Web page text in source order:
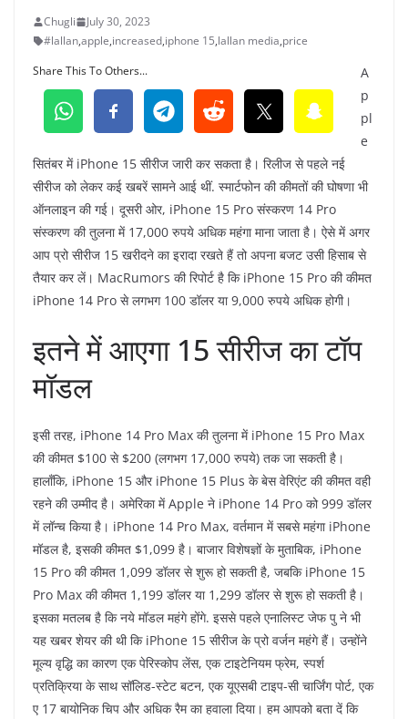
Chugli
July 30, 2023
#lallan,apple,increased,iphone 15,lallan media,price
Share This To Others...
A
p
pl
e
सितंबर में iPhone 15 सीरीज जारी कर सकता है। रिलीज से पहले नई
सीरीज को लेकर कई खबरें सामने आई थीं. स्मार्टफोन की कीमतों की घोषणा भी
ऑनलाइन की गई। दूसरी ओर, iPhone 15 Pro संस्करण 14 Pro
संस्करण की तुलना में 17,000 रुपये अधिक महंगा माना जाता है। ऐसे में अगर
आप प्रो सीरीज 15 खरीदने का इरादा रखते हैं तो अपना बजट उसी हिसाब से
तैयार कर लें। MacRumors की रिपोर्ट है कि iPhone 15 Pro की कीमत
iPhone 14 Pro से लगभग 100 डॉलर या 9,000 रुपये अधिक होगी।
इतने में आएगा 15 सीरीज का टॉप
मॉडल
इसी तरह, iPhone 14 Pro Max की तुलना में iPhone 15 Pro Max
की कीमत $100 से $200 (लगभग 17,000 रुपये) तक जा सकती है।
हालाँकि, iPhone 15 और iPhone 15 Plus के बेस वेरिएंट की कीमत वही
रहने की उम्मीद है। अमेरिका में Apple ने iPhone 14 Pro को 999 डॉलर
में लॉन्च किया है। iPhone 14 Pro Max, वर्तमान में सबसे महंगा iPhone
मॉडल है, इसकी कीमत $1,099 है। बाजार विशेषज्ञों के मुताबिक, iPhone
15 Pro की कीमत 1,099 डॉलर से शुरू हो सकती है, जबकि iPhone 15
Pro Max की कीमत 1,199 डॉलर या 1,299 डॉलर से शुरू हो सकती है।
इसका मतलब है कि नये मॉडल महंगे होंगे. इससे पहले एनालिस्ट जेफ पु ने भी
यह खबर शेयर की थी कि iPhone 15 सीरीज के प्रो वर्जन महंगे हैं। उन्होंने
मूल्य वृद्धि का कारण एक पेरिस्कोप लेंस, एक टाइटेनियम फ्रेम, स्पर्श
प्रतिक्रिया के साथ सॉलिड-स्टेट बटन, एक यूएसबी टाइप-सी चार्जिंग पोर्ट, एक
ए 17 बायोनिक चिप और अधिक रैम का हवाला दिया। हम आपको बता दें कि